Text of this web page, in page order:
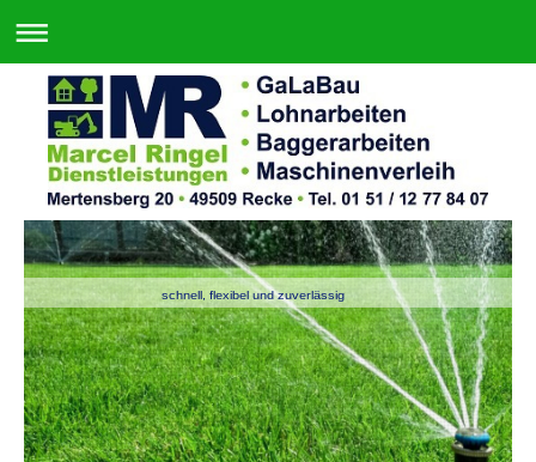
schnell, flexibel und zuverlässig